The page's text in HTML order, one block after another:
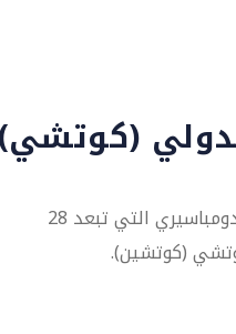
يقع مطار كوتشين الدولي في نيدومباسيري التي تبعد 28
(كوتشين).